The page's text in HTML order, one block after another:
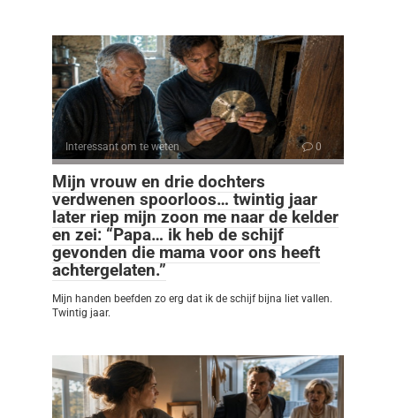
Interessant om te weten 0
Mijn vrouw en drie dochters
verdwenen spoorloos… twintig jaar
later riep mijn zoon me naar de kelder
en zei: “Papa… ik heb de schijf
gevonden die mama voor ons heeft
achtergelaten.”
Mijn handen beefden zo erg dat ik de schijf bijna liet vallen.
Twintig jaar.